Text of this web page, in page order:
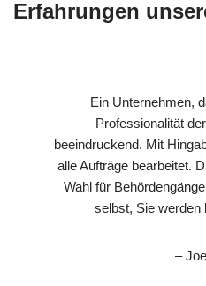
Erfahrungen
Ein Unternehmen,
Professionalität
beeindruckend. Mit
alle Aufträge bearbeitet.
Wahl für
selbst, Sie werden
–